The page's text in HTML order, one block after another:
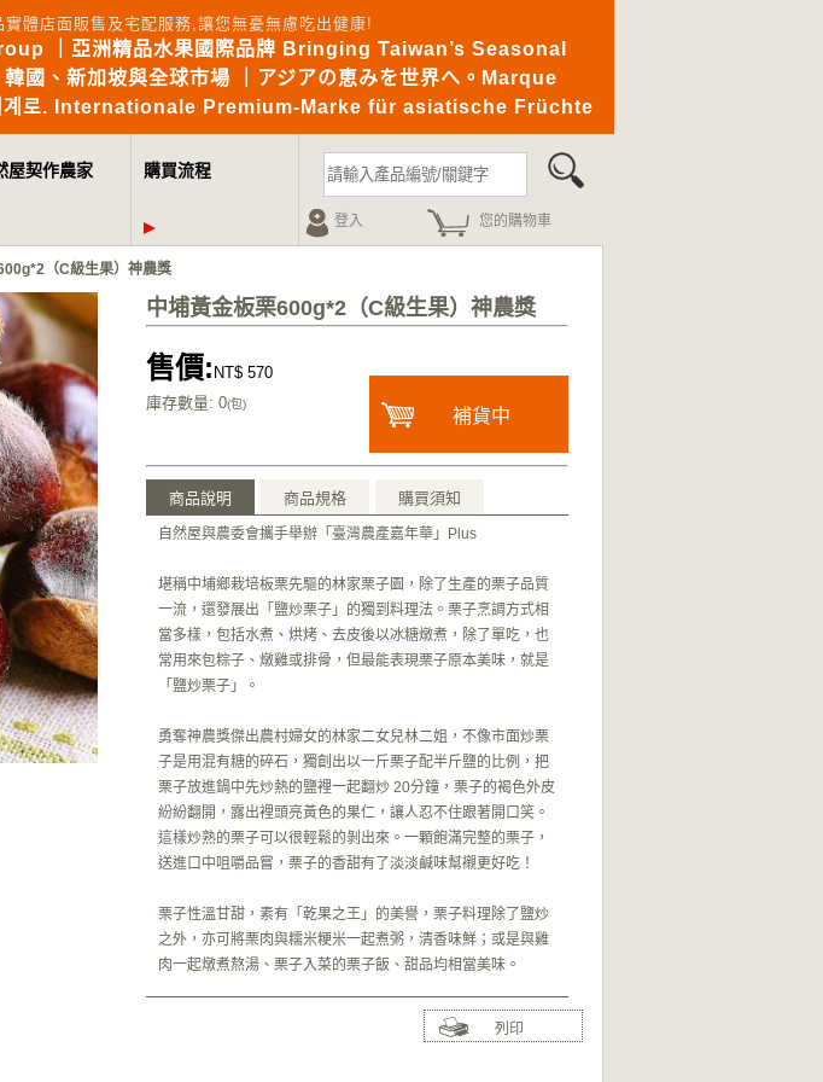
實體店面販售及宅配服務,讓您無憂無慮吃出健康!
｜亞洲精品水果國際品牌 Bringing Taiwan’s Seasonal
、新加坡與全球市場 ｜アジアの恵みを世界へ。Marque
로. Internationale Premium-Marke für asiatische Früchte
屋契作農家 購買流程
您的購物車
登入
（C級生果）神農獎
中埔黃金板栗600g*2（C級生果）神農獎
售價: NT$ 570
庫存數量: 0(包)
補貨中
商品說明 商品規格 購買須知
自然屋與農委會攜手舉辦「臺灣農產嘉年華」Plus
堪稱中埔鄉栽培板栗先驅的林家栗子園，除了生產的栗子品質
一流，還發展出「鹽炒栗子」的獨到料理法。栗子烹調方式相
當多樣，包括水煮、烘烤、去皮後以冰糖燉煮，除了單吃，也
常用來包粽子、燉雞或排骨，但最能表現栗子原本美味，就是
「鹽炒栗子」。
勇奪神農獎傑出農村婦女的林家二女兒林二姐，不像市面炒栗
子是用混有糖的碎石，獨創出以一斤栗子配半斤鹽的比例，把
栗子放進鍋中先炒熱的鹽裡一起翻炒 20分鐘，栗子的褐色外皮
紛紛翻開，露出裡頭亮黃色的果仁，讓人忍不住跟著開口笑。
這樣炒熟的栗子可以很輕鬆的剝出來。一顆飽滿完整的栗子，
送進口中咀嚼品嘗，栗子的香甜有了淡淡鹹味幫襯更好吃！
栗子性溫甘甜，素有「乾果之王」的美譽，栗子料理除了鹽炒
之外，亦可將栗肉與糯米粳米一起煮粥，清香味鮮；或是與雞
肉一起燉煮熬湯、栗子入菜的栗子飯、甜品均相當美味。
列印